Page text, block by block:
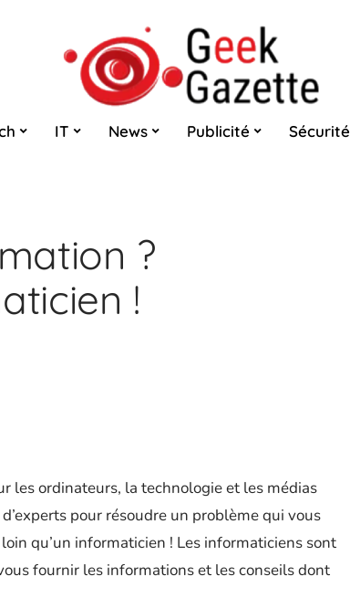
IT News Publicité Sécurité
?
!
les ordinateurs, la technologie et les médias
pour résoudre un problème qui vous
qu’un informaticien ! Les informaticiens sont
fournir les informations et les conseils dont